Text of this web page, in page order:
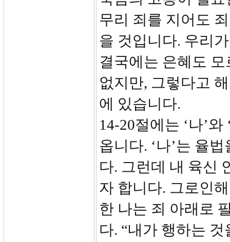
무리 죄를 지어도
을 것입니다. 우리
결국에는 은혜도
없지만, 그렇다고
에 있습니다.
14-20절에는 ‘나’
옵니다. ‘나’는 율
다. 그런데 내 육신
자 합니다. 그로인
한 나는 죄 아래로
다. “내가 행하는